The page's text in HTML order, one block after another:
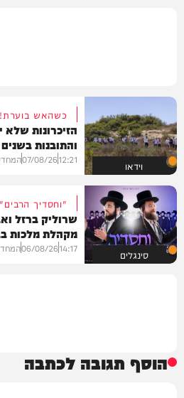
וידאו
כשהאש בוערת!
הזיכרונות
והתובנות
12:21
07/08/26
סינגלים
"וחסדיך הרבים"
שרוליק ברזל
מקהלת מלכות
14:17
06/08/26
הוסף תגובה לכתבה